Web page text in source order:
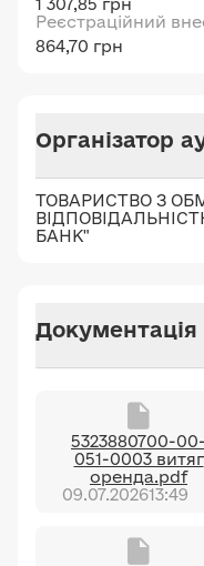
1 307,85 грн
Реєстраційний
864,70 грн
Організатор
ТОВАРИСТВО З
БАНК"
Документація
5323880700-00-
051-0003 витяг
оренда.pdf
09.07.202613:49